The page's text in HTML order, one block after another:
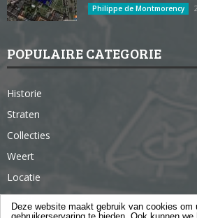
Philippe de Montmorency
POPULAIRE CATEGORIE
Historie
Straten
Collecties
Weert
Locatie
Weert in 365 dagen
Deze website maakt gebruik van cookies om